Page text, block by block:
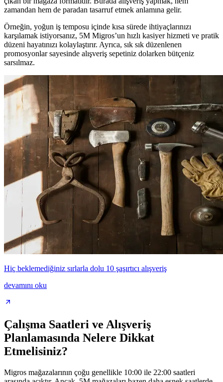
zamandan hem de paradan tasarruf etmek anlamına gelir.
Örneğin, yoğun iş temposu içinde kısa sürede ihtiyaçlarınızı
karşılamak istiyorsanız, 5M Migros’un hızlı kasiyer hizmeti ve pratik
düzeni hayatınızı kolaylaştırır. Ayrıca, sık sık düzenlenen
promosyonlar sayesinde alışveriş sepetiniz dolarken bütçeniz
sarsılmaz.
Hiç beklemediğiniz sırlarla dolu 10 şaşırtıcı alışveriş
devamını oku
Çalışma Saatleri ve Alışveriş
Planlamasında Nelere Dikkat
Etmelisiniz?
Migros mağazalarının çoğu genellikle 10:00 ile 22:00 saatleri